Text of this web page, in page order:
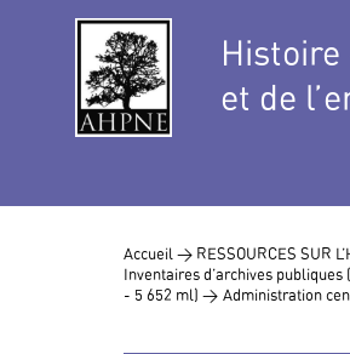
et de
Accueil > RESSOURCES SUR
Inventaires d’archives
- 5 652 ml) > Administration